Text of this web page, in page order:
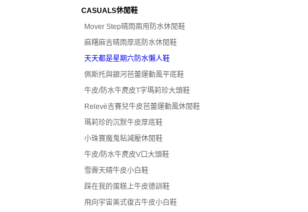
CASUALS休閒鞋
Mover Step晴雨兩用防水休閒鞋
麻糬麻吉晴雨厚底防水休閒鞋
天天都是星期六防水懶人鞋
佩斯托與銀河芭蕾運動風平底鞋
牛皮/防水牛麂皮T字瑪莉珍大頭鞋
Relevè吉賽兒牛皮芭蕾運動風休閒鞋
瑪莉珍的沉默牛皮厚底鞋
小珠寶魔鬼粘減壓休閒鞋
牛皮/防水牛麂皮V口大頭鞋
雪霽天晴牛皮小白鞋
踩在我的蛋糕上牛皮德訓鞋
飛向宇宙美式復古牛皮小白鞋